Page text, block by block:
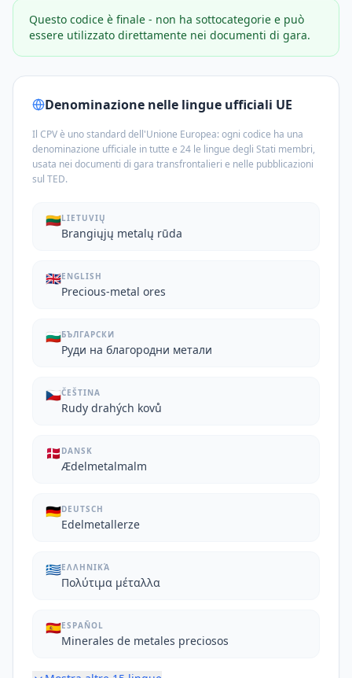
Questo codice è finale - non ha sottocategorie e può
essere utilizzato direttamente nei documenti di gara.
Denominazione nelle lingue ufficiali UE
Il CPV è uno standard dell'Unione Europea: ogni codice ha una
denominazione ufficiale in tutte e 24 le lingue degli Stati membri,
usata nei documenti di gara transfrontalieri e nelle pubblicazioni
sul TED.
🇱🇹LIETUVIŲ
Brangiųjų metalų rūda
🇬🇧ENGLISH
Precious-metal ores
🇧🇬БЪЛГАРСКИ
Руди на благородни метали
🇨🇿ČEŠTINA
Rudy drahých kovů
🇩🇰 DANSK
Ædelmetalmalm
🇩🇪DEUTSCH
Edelmetallerze
🇬🇷ΕΛΛΗΝΙΚΆ
Πολύτιμα μέταλλα
🇪🇸ESPAÑOL
Minerales de metales preciosos